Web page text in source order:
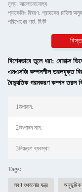
মূল্য: আলোচনাযোগ্য
প্যাকেজিং বিবরণ: গ্রাহকের চাহিদা
পরিশোধের শর্ত: টি/টি
বিশেষভাবে তুলে ধরা: বোরাক্স
এমএসজি কম্পনশীল তরলযুক্ত
বৈদ্যুতিক গরমকরণ কম্পন তরল
1উপাদান:
2উৎপাদন মান:
3নিয়ন্ত্রণ ব্যবস্থা:
Tags:
লবণ শুকানোর যন্ত্র অনুভূমিক